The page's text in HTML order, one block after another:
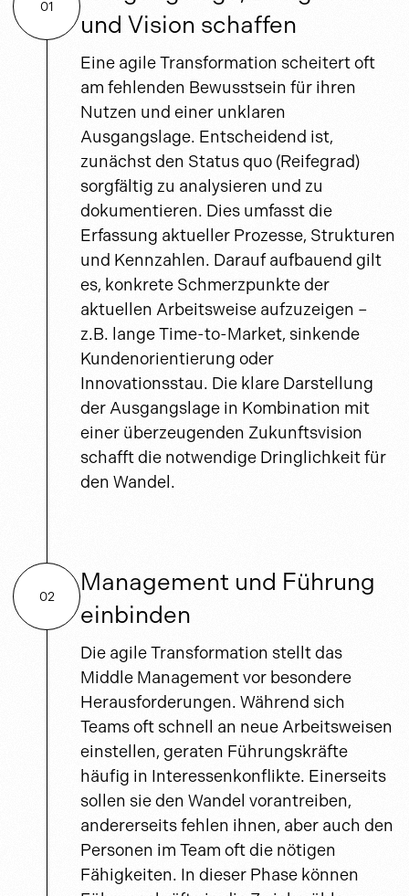
01
und Vision schaffen
Eine agile Transformation scheitert oft
am fehlenden Bewusstsein für ihren
Nutzen und einer unklaren
Ausgangslage. Entscheidend ist,
zunächst den Status quo (Reifegrad)
sorgfältig zu analysieren und zu
dokumentieren. Dies umfasst die
Erfassung aktueller Prozesse, Strukturen
und Kennzahlen. Darauf aufbauend gilt
es, konkrete Schmerzpunkte der
aktuellen Arbeitsweise aufzuzeigen –
z.B. lange Time-to-Market, sinkende
Kundenorientierung oder
Innovationsstau. Die klare Darstellung
der Ausgangslage in Kombination mit
einer überzeugenden Zukunftsvision
schafft die notwendige Dringlichkeit für
den Wandel.
02
Management und Führung
einbinden
Die agile Transformation stellt das
Middle Management vor besondere
Herausforderungen. Während sich
Teams oft schnell an neue Arbeitsweisen
einstellen, geraten Führungskräfte
häufig in Interessenkonflikte. Einerseits
sollen sie den Wandel vorantreiben,
andererseits fehlen ihnen, aber auch den
Personen im Team oft die nötigen
Fähigkeiten. In dieser Phase können